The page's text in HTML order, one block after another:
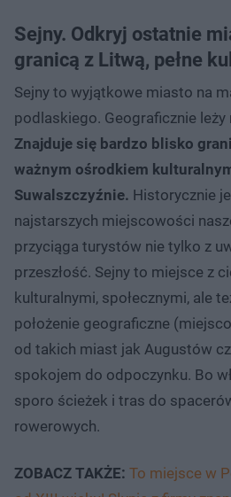
Sejny. Odkryj ostatnie
granicą z Litwą, pełne
Sejny to wyjątkowe miasto na
podlaskiego. Geograficznie leży
Znajduje się bardzo blisko
ważnym ośrodkiem
Suwalszczyźnie. Historycznie
najstarszych miejscowości
przyciąga turystów nie tylko z
przeszłość. Sejny to miejsce z
kulturalnymi, społecznymi, ale
położenie geograficzne
od takich miast jak Augustów
spokojem do odpoczynku. Bo
sporo ścieżek i tras do
rowerowych.
ZOBACZ TAKŻE: To miejsce w